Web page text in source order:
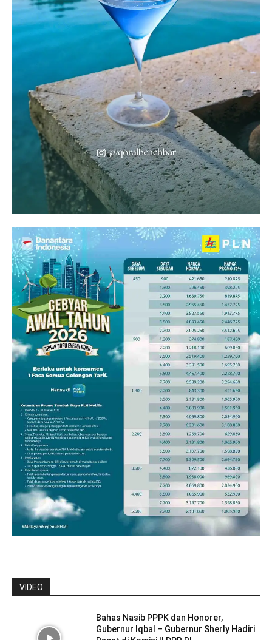
VIDEO
Bahas Nasib PPPK dan Honorer,
Gubernur Iqbal – Gubernur Sherly Hadiri